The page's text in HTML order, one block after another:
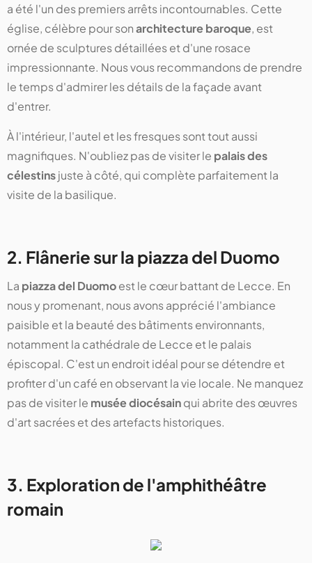
a été l'un des premiers arrêts incontournables. Cette
église, célèbre pour sonarchitecture baroque, est
ornée de sculptures détaillées et d'une rosace
impressionnante. Nous vous recommandons de prendre
le temps d'admirer les détails de la façade avant
d'entrer.
À l'intérieur, l'autel et les fresques sont tout aussi
magnifiques. N'oubliez pas de visiter le palais des
célestinsjuste à côté, qui complète parfaitement la
visite de la basilique.
2. Flânerie sur la piazza del Duomo
La piazza del Duomoest le cœur battant de Lecce. En
nous y promenant, nous avons apprécié l'ambiance
paisible et la beauté des bâtiments environnants,
notamment la cathédrale de Lecce et le palais
épiscopal. C'est un endroit idéal pour se détendre et
profiter d'un café en observant la vie locale. Ne manquez
pas de visiter le musée diocésainqui abrite des œuvres
d'art sacrées et des artefacts historiques.
3. Exploration de l'amphithéâtre
romain